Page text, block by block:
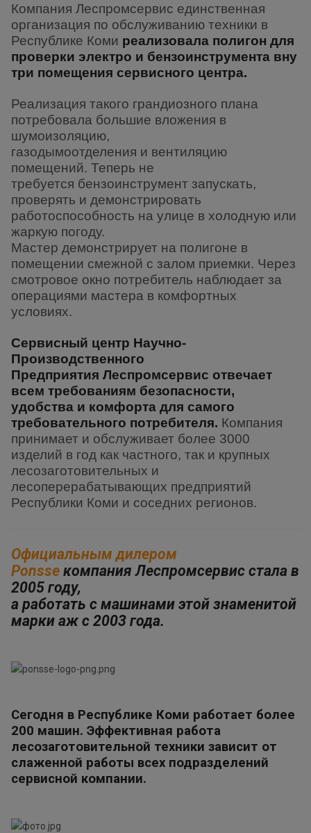
Компания Леспромсервис единственная
организация по обслуживанию техники в
Республике Коми реализовала полигон для
проверки электро и бензоинструмента вну
три помещения сервисного центра.
Реализация такого грандиозного плана
потребовала большие вложения в
шумоизоляцию,
газодымоотделения и вентиляцию
помещений. Теперь не
требуется бензоинструмент запускать,
проверять и демонстрировать
работоспособность на улице в холодную или
жаркую погоду.
Мастер демонстрирует на полигоне в
помещении смежной с залом приемки. Через
смотровое окно потребитель наблюдает за
операциями мастера в комфортных
условиях.
Сервисный центр Научно-
Производственного
Предприятия Леспромсервис отвечает
всем требованиям безопасности,
удобства и комфорта для самого
требовательного потребителя. Компания
принимает и обслуживает более 3000
изделий в год как частного, так и крупных
лесозаготовительных и
лесоперерабатывающих предприятий
Республики Коми и соседних регионов.
Официальным дилером
Ponsse компания Леспромсервис стала в
2005 году,
а работать с машинами этой знаменитой
марки аж с 2003 года.
Сегодня в Республике Коми работает более
200 машин. Эффективная работа
лесозаготовительной техники зависит от
слаженной работы всех подразделений
сервисной компании.